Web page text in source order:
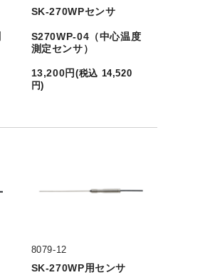
SK-270WPセンサ
S270WP-04（中心温度
測定センサ）
13,200円 (税込 14,520
円)
8079-12
SK-270WP用センサ